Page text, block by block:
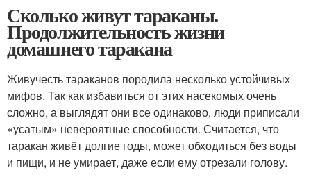
Сколько живут тараканы.
Продолжительность жизни
домашнего таракана
Живучесть тараканов породила несколько устойчивых
мифов. Так как избавиться от этих насекомых очень
сложно, а выглядят они все одинаково, люди приписали
«усатым» невероятные способности. Считается, что
таракан живёт долгие годы, может обходиться без воды
и пищи, и не умирает, даже если ему отрезали голову.